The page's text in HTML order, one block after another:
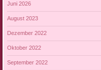
Juni 2026
August 2023
Dezember 2022
Oktober 2022
September 2022